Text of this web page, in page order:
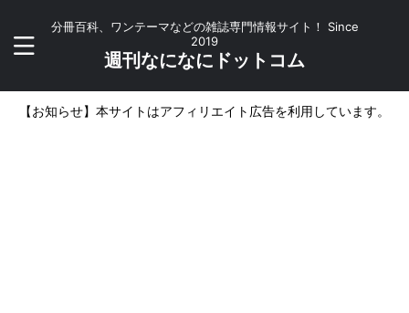
分冊百科、ワンテーマなどの雑誌専門情報サイト！ Since
2019
週刊なになにドットコム
【お知らせ】本サイトはアフィリエイト広告を利用しています。